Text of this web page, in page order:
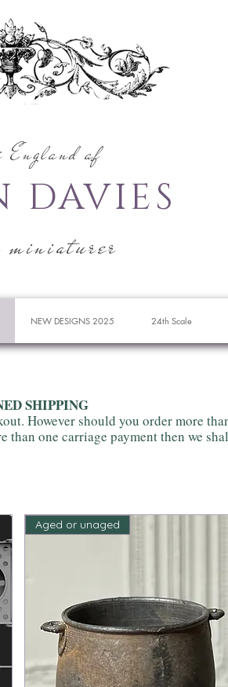
England af
DAVIES
NEW DESIGNS 2025 24th Scale
SHIPPING
However should you order more
one carriage payment then we
Aged or unaged